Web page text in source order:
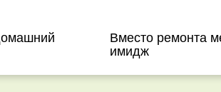
Вместо ремонта
имидж